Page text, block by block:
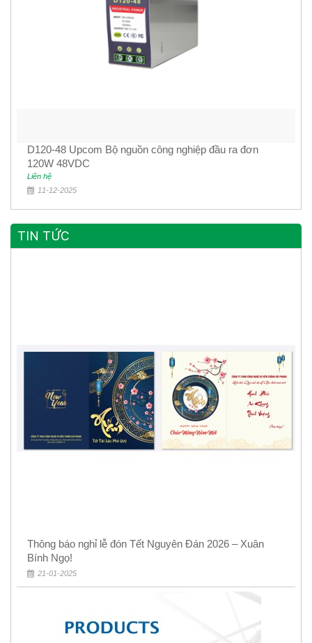
D120-48 Upcom Bộ nguồn công nghiệp đầu ra đơn
120W 48VDC
Liên hệ
11-12-2025
TIN TỨC
Thông báo nghỉ lễ đón Tết Nguyên Đán 2026 – Xuân
Bính Ngọ!
21-01-2025